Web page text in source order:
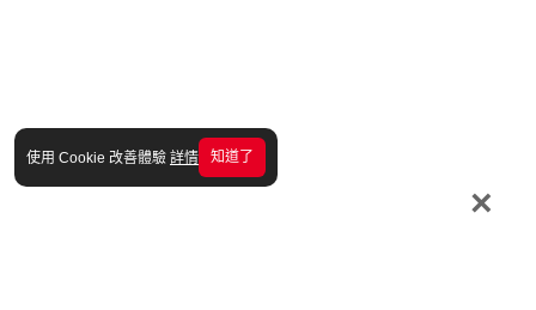
使用 Cookie 改善體驗 詳情 知道了
×